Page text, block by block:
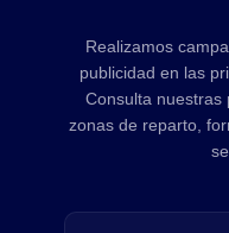
Realizamos
publicidad en las
Consulta nuestras
zonas de reparto,